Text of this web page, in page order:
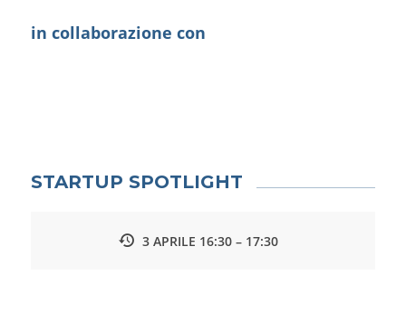
in collaborazione con
STARTUP SPOTLIGHT
3 APRILE 16:30 – 17:30